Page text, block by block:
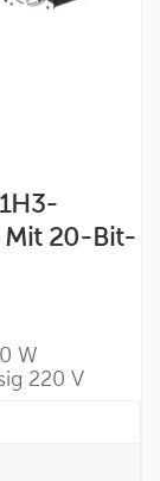
Mit 20-Bit-
W
220 V